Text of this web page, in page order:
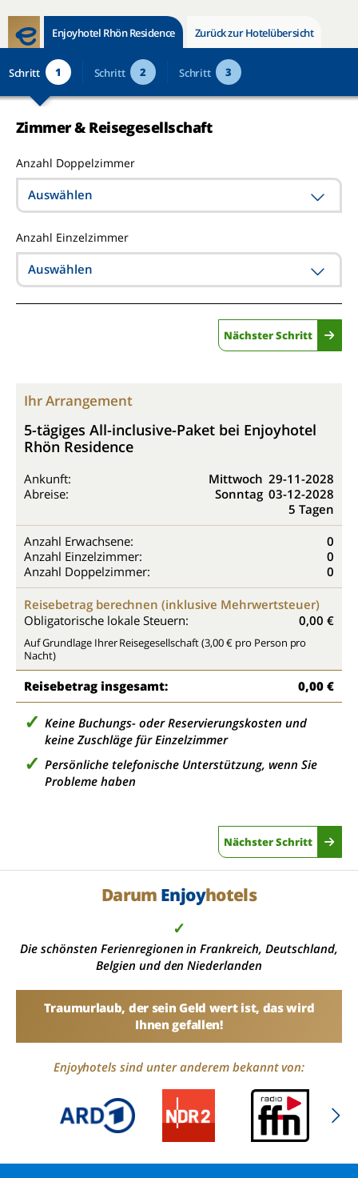
Enjoyhotel Rhön Residence Zurück zur Hotelübersicht
Schritt 1 Schritt 2 Schritt 3
Zimmer & Reisegesellschaft
Anzahl Doppelzimmer
Auswählen
Anzahl Einzelzimmer
Auswählen
Nächster Schritt
Ihr Arrangement
5-tägiges All-inclusive-Paket bei Enjoyhotel
Rhön Residence
Ankunft: Mittwoch 29-11-2028
Abreise:
Sonntag 03-12-2028
5 Tagen
Anzahl Erwachsene:
0
Anzahl Einzelzimmer:
0
Anzahl Doppelzimmer:
0
Reisebetrag berechnen (inklusive Mehrwertsteuer)
Obligatorische lokale Steuern:
0,00 €
Auf Grundlage Ihrer Reisegesellschaft (3,00 € pro Person pro
Nacht)
Reisebetrag insgesamt: 0,00 €
Keine Buchungs- oder Reservierungskosten und
keine Zuschläge für Einzelzimmer
Persönliche telefonische Unterstützung, wenn Sie
Probleme haben
Nächster Schritt
Darum Enjoyhotels
✓
Die schönsten Ferienregionen in Frankreich, Deutschland,
Belgien und den Niederlanden
Traumurlaub, der sein Geld wert ist, das wird
Ihnen gefallen!
Enjoyhotels sind unter anderem bekannt von: